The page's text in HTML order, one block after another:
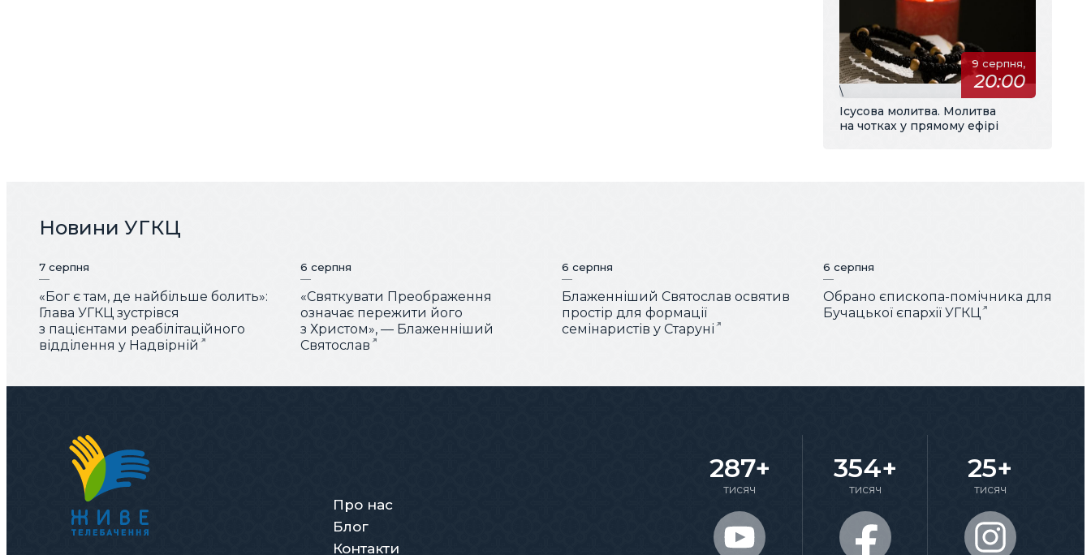
9 серпня,
20:00
\
Ісусова молитва. Молитва
на чотках у прямому ефірі
Новини УГКЦ
7 серпня
«Бог є там, де найбільше болить»:
Глава УГКЦ зустрівся
з пацієнтами реабілітаційного
відділення у Надвірній
6 серпня
«Святкувати Преображення
означає пережити його
з Христом», — Блаженніший
Святослав
6 серпня
Блаженніший Святослав освятив
простір для формації
семінаристів у Старуні
6 серпня
Обрано єпископа-помічника для
Бучацької єпархії УГКЦ
Про нас
Блог
Контакти
287+
тисяч
354+
тисяч
25+
тисяч